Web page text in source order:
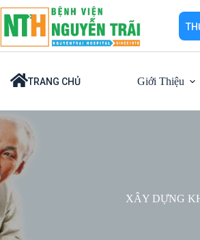
Chuyển
đến
phần
dung
TRANG CHỦ Giới Thiệu
XÂY DỰNG